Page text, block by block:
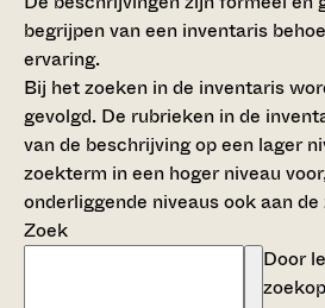
begrijpen van een inventaris
ervaring.
Bij het zoeken in de inventaris
gevolgd. De rubrieken in de
van de beschrijving op een lager
zoekterm in een hoger niveau
onderliggende niveaus ook aan
Zoek
Door